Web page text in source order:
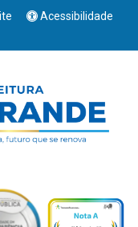
Acessibilidade